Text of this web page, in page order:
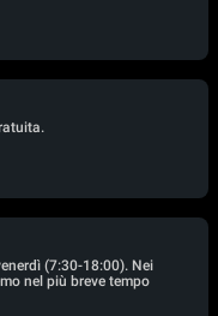
(7:30-18:00). Nei
nel più breve tempo